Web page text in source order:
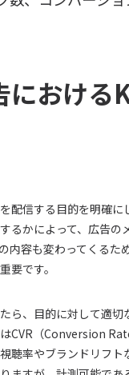
における
配信する目的を明確に
るかによって、広告の
内容も変わってくるた
要です。
ら、目的に対して適切
CVR（Conversion
聴率やブランドリフト